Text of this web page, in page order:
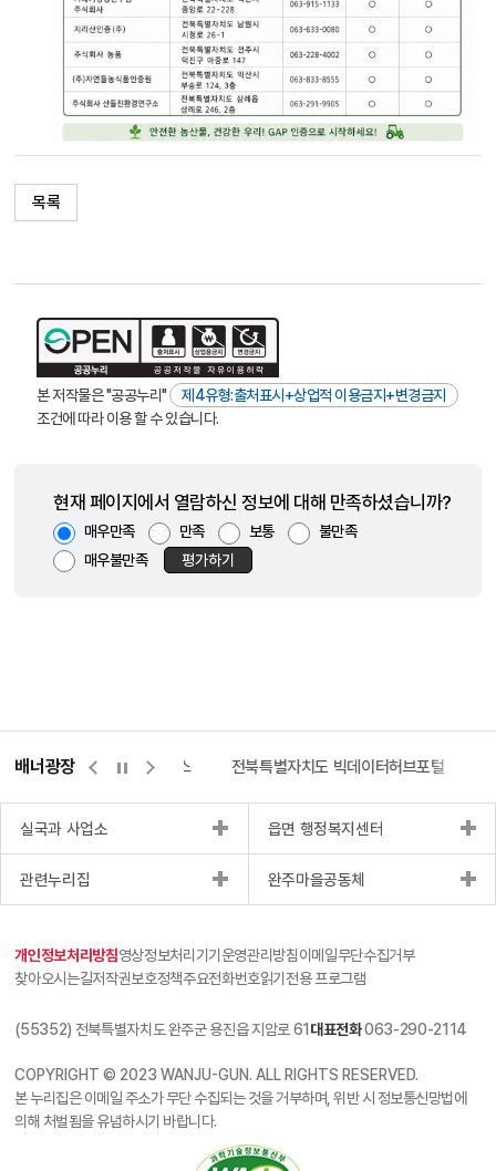
목록
본 저작물은 "공공누리"
제4유형:출처표시+상업적 이용금지+변경금지
조건에 따라 이용 할 수 있습니다.
현재 페이지에서 열람하신 정보에 대해 만족하셨습니까?
매우만족 만족 보통
불만족
매우불만족
평가하기
배너광장
량바로처리센터 위택스 전북특별자치도 빅데이터허브포털
실국과 사업소 읍면 행정복지센터
관련누리집 완주마을공동체
개인정보처리방침영상정보처리기기운영관리방침이메일무단수집거부
찾아오시는길저작권보호정책주요전화번호읽기전용 프로그램
(55352) 전북특별자치도 완주군 용진읍 지암로 61 대표전화063-290-2114
COPYRIGHT © 2023 WANJU-GUN. ALL RIGHTS RESERVED.
본 누리집은 이메일 주소가 무단 수집되는 것을 거부하며, 위반 시 정보통신망법에
의해 처벌됨을 유념하시기 바랍니다.